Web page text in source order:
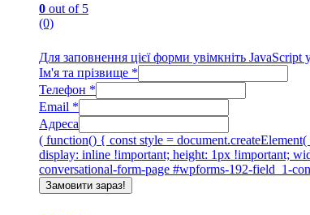
0 out of 5
(0)
Для заповнення цієї форми увімкніть JavaScript у
Ім'я та прізвище *
Телефон *
Email *
Адреса
( function() { const style =
display: inline !important; height: 1px !important;
conversational-form-page #wpforms-192-field_1-
Замовити зараз!